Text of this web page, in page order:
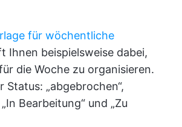
für wöchentliche
Ihnen beispielsweise dabei,
die Woche zu organisieren.
Status: „abgebrochen“,
Bearbeitung“ und „Zu